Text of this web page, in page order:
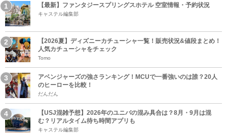
【最新】ファンタジースプリングスホテル 空室情報・予約状況
キャステル編集部
【2026夏】ディズニーカチューシャ一覧！販売状況&値段まとめ！
人気カチューシャをチェック
Tomo
アベンジャーズの強さランキング！MCUで一番強いのは誰？20人
のヒーローを比較！
だんだん
【USJ混雑予想】2026年のユニバの混み具合は？8月・9月は混
む？リアルタイム待ち時間アプリも
キャステル編集部